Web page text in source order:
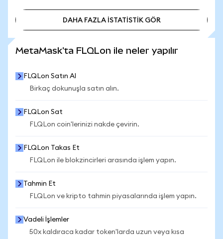
DAHA FAZLA İSTATİSTİK GÖR
MetaMask'ta FLQLon ile neler yapılır
FLQLon Satın Al
Birkaç dokunuşla satın alın.
FLQLon Sat
FLQLon coin'lerinizi nakde çevirin.
FLQLon Takas Et
FLQLon ile blokzincirleri arasında işlem yapın.
Tahmin Et
FLQLon ve kripto tahmin piyasalarında işlem yapın.
Vadeli İşlemler
50x kaldıraca kadar token'larda uzun veya kısa